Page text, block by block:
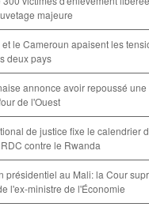
majeure
le Cameroun apaisent les
deux pays
annonce avoir repoussé
de l'Ouest
de justice fixe le calendrier
contre le Rwanda
présidentiel au Mali: la Cour
l'ex-ministre de l'Économie